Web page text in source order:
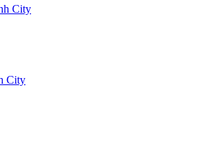
City
City